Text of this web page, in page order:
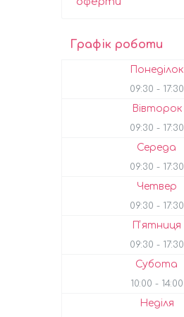
Графік роботи
Понеділок
09:30 17:30
Вівторок
09:30 17:30
Середа
09:30 17:30
Четвер
09:30 17:30
Пʼятниця
09:30 17:30
Субота
10:00 14:00
Неділя